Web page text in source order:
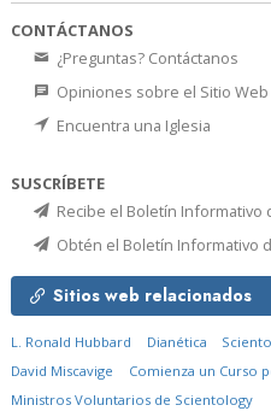
CONTÁCTANOS
¿Preguntas? Contáctanos
Opiniones sobre el Sitio Web
Encuentra una Iglesia
SUSCRÍBETE
Recibe el Boletín Informativo
Obtén el Boletín Informativo
Sitios web relacionados
L. Ronald Hubbard Dianética
David Miscavige
Comienza un Curso
Ministros Voluntarios de Scientology